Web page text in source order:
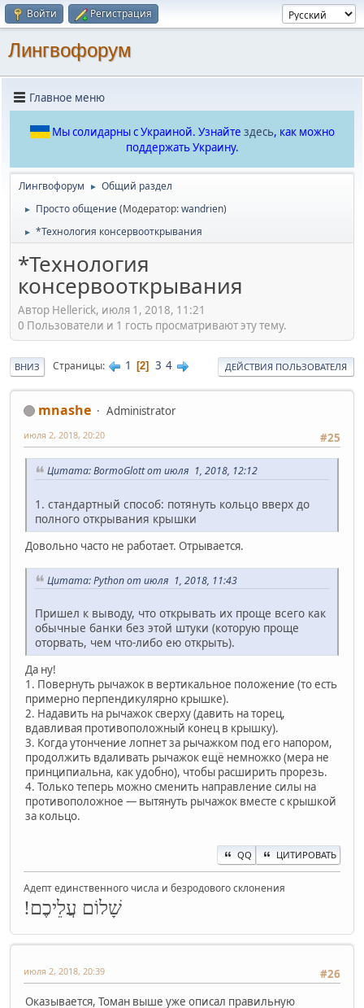
Войти Регистрация
Лингвофорум
Главное меню
Мы солидарны с Украиной. Узнайте здесь, как можно
поддержать Украину.
Лингвофорум ► Общий раздел
► Просто общение(Модератор:wandrien)
► *Технология консервооткрывания
*Технология
консервооткрывания
Автор Hellerick, июля 1, 2018, 11:21
0 Пользователи и 1 гость просматривают эту тему.
ВНИЗ Страницы 1 2 3 4 ДЕЙСТВИЯ ПОЛЬЗОВАТЕЛЯ
mnashe
Administrator
#25
июля 2, 2018, 20:20
Цитата: BormoGlott от июля 1, 2018, 12:12
1. стандартный способ: потянуть кольцо вверх до
полного открывания крышки
Довольно часто не работает. Отрывается.
Цитата: Python от июля 1, 2018, 11:43
Пришел к выводу, что открывать их проще всего как
обычные банки без этой штуки (которую проще
оторвать, чем что-либо ею открыть).
Да ну!
1. Повернуть рычажок в вертикальное положение (то есть
примерно перпендикулярно крышке).
2. Надавить на рычажок сверху (давить на торец,
вдавливая противоположный конец в крышку).
3. Когда утончение лопнет за рычажком под его напором,
продолжить вдаливать рычажок ещё немножко (мера не
принципиальна, как удобно), чтобы расширить прорезь.
4. Только теперь можно сменить направление силы на
противоположное — вытянуть рычажок вместе с крышкой
за кольцо.
QQ ЦИТИРОВАТЬ
Адепт единственного числа и безродового склонения
שָׁלוֹם עֲלֵיכֶם!
#26
июля 2, 2018, 20:39
Оказывается, Томан выше уже описал правильную